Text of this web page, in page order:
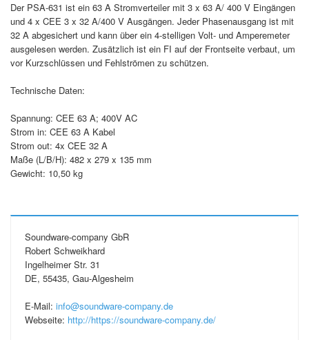
Der PSA-631 ist ein 63 A Stromverteiler mit 3 x 63 A/ 400 V Eingängen
und 4 x CEE 3 x 32 A/400 V Ausgängen. Jeder Phasenausgang ist mit
32 A abgesichert und kann über ein 4-stelligen Volt- und Amperemeter
ausgelesen werden. Zusätzlich ist ein FI auf der Frontseite verbaut, um
vor Kurzschlüssen und Fehlströmen zu schützen.
Technische Daten:
Spannung: CEE 63 A; 400V AC
Strom in: CEE 63 A Kabel
Strom out: 4x CEE 32 A
Maße (L/B/H): 482 x 279 x 135 mm
Gewicht: 10,50 kg
Soundware-company GbR
Robert Schweikhard
Ingelheimer Str. 31
DE, 55435, Gau-Algesheim
E-Mail: info@soundware-company.de
Webseite: http://https://soundware-company.de/